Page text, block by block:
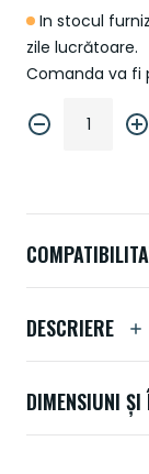
In stocul
zile lucrătoare.
Comanda va fi
DESCRIERE
DIMENSIUNI ȘI